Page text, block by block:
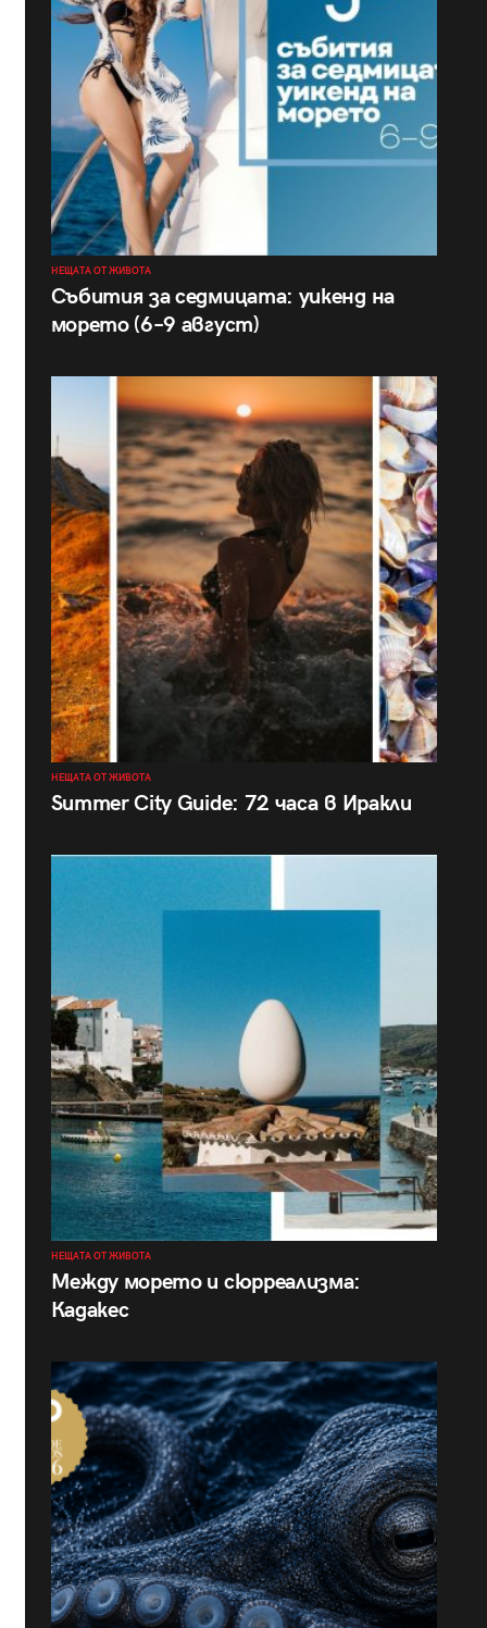
НЕЩАТА ОТ ЖИВОТА
Събития за седмицата: уикенд на
морето (6–9 август)
НЕЩАТА ОТ ЖИВОТА
Summer City Guide: 72 часа в Иракли
НЕЩАТА ОТ ЖИВОТА
Между морето и сюрреализма:
Кадакес